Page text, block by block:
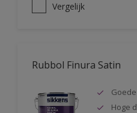
Vergelijk
Rubbol Finura Satin
Hoge